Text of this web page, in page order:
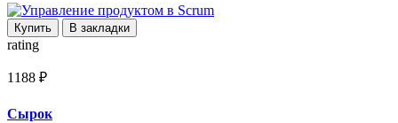
Купить В закладки
rating
1188 ₽
Сырок